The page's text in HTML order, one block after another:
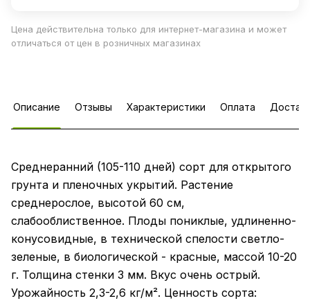
Цена действительна только для интернет-магазина и может
отличаться от цен в розничных магазинах
Описание Отзывы Характеристики Оплата
Среднеранний (105-110 дней) сорт для открытого
грунта и пленочных укрытий. Растение
среднерослое, высотой 60 см,
слабооблиственное. Плоды пониклые, удлиненно-
конусовидные, в технической спелости светло-
зеленые, в биологической - красные, массой 10-20
г. Толщина стенки 3 мм. Вкус очень острый.
Урожайность 2,3-2,6 кг/м². Ценность сорта: